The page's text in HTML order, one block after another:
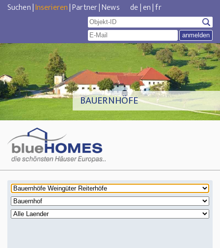
Suchen|Inserieren|Partner|News de|en|fr
BAUERNHÖFE